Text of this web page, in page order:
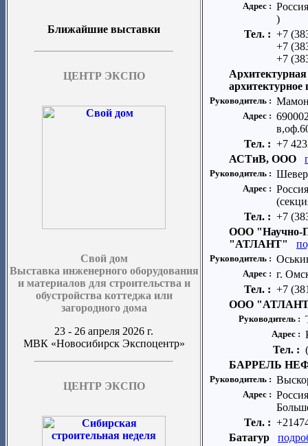
Ближайшие выставки
ЦЕНТР ЭКСПО
Свой дом
Выставка инженерного оборудования
и материалов для строительства и
обустройства коттеджа или
загородного дома
23 - 26 апреля 2026 г.
МВК «Новосибирск Экспоцентр»
ЦЕНТР ЭКСПО
Адрес :
)
Тел. : +7
+7
+7
Руководитель :
Адрес :
Тел. : +7
АСТиВ, ООО
Руководитель :
Адрес :
Тел. : +7
ООО "Научно-
"АТЛАНТ"
Руководитель :
Адрес : г.
Тел. : +7
ООО
Руководитель :
Адрес :
Тел. :
БАРРЕЛЬ
Руководитель :
Адрес :
Тел. :
Батагур